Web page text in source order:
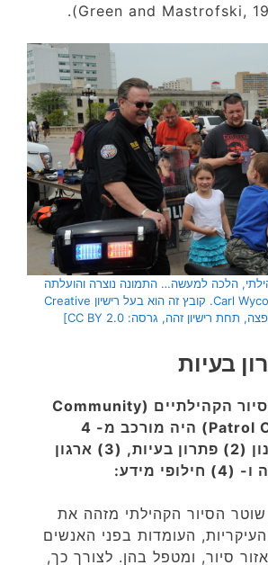
הלכה למעשה… התמונה נוצרה והועלתה
לויקיפדיה על ידי Carl Wycoff. קובץ זה הוא בעל רישיון Creative
בעיות
תפקיד שוטרי הסיור הקהילתיים (Community
Patrol Officers – CPO) היה מורכב מ- 4
ממדים: (1) תכנון (2) פתרון בעיות, (3) ארגון
מידע:
שוטר הסיור הקהילתי מזהה את
העומדות בפני האנשים
סיור, ומטפל בהן. לצורך כך,